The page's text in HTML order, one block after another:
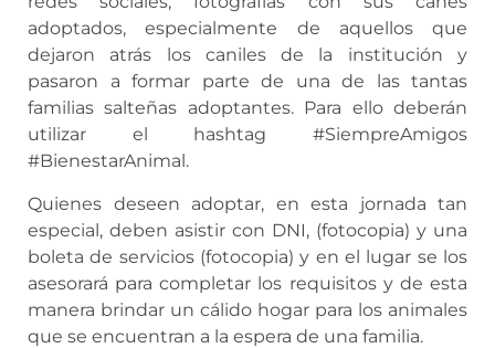
adoptados, especialmente de aquellos que
dejaron atrás los caniles de la institución y
pasaron a formar parte de una de las tantas
familias salteñas adoptantes. Para ello deberán
utilizar el hashtag #SiempreAmigos
#BienestarAnimal.
Quienes deseen adoptar, en esta jornada tan
especial, deben asistir con DNI, (fotocopia) y una
boleta de servicios (fotocopia) y en el lugar se los
asesorará para completar los requisitos y de esta
manera brindar un cálido hogar para los animales
que se encuentran a la espera de una familia.